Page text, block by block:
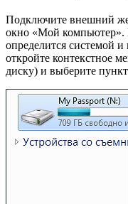
Подключите внешний
окно «Мой компьютер».
определится системой
откройте контекстное
диску) и выберите